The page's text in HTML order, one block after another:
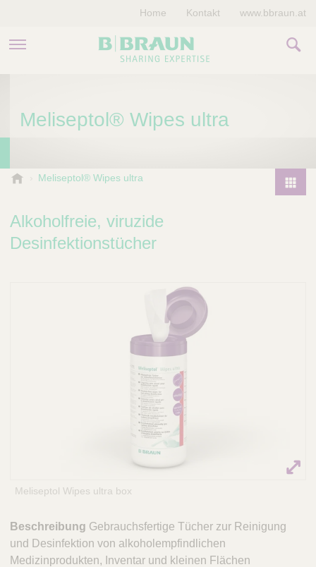
MAGAZIN
Home Kontakt www.bbraun.at
Meliseptol® Wipes ultra
P
e
u
Meliseptol® Wipes ultra
Alkoholfreie, viruzide
Desinfektionstücher
Meliseptol Wipes ultra box
Beschreibung Gebrauchsfertige Tücher zur Reinigung
und Desinfektion von alkoholempfindlichen
Medizinprodukten, Inventar und kleinen Flächen